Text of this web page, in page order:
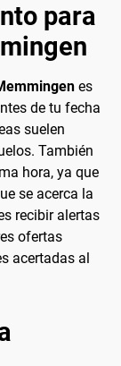
para
es
de tu fecha
suelen
También
hora, ya que
se acerca la
recibir alertas
ofertas
acertadas al